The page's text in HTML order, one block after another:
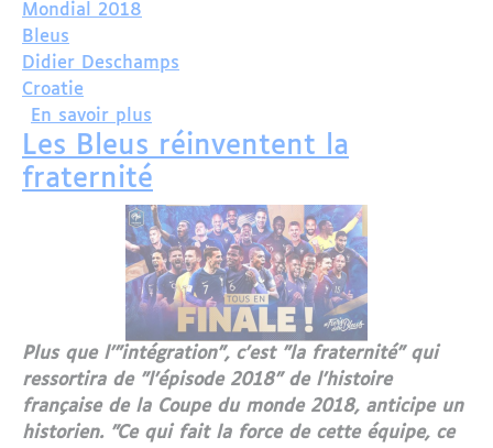
Mondial 2018
Bleus
Didier Deschamps
Croatie
En savoir plus
Les Bleus réinventent la
fraternité
Plus que l'"intégration", c'est "la fraternité" qui
ressortira de "l'épisode 2018" de l'histoire
française de la Coupe du monde 2018, anticipe un
historien. "Ce qui fait la force de cette équipe, ce